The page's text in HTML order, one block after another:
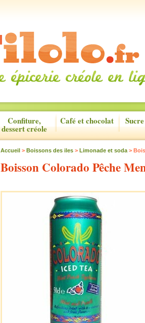
Confiture,
dessert créole
Café et chocolat
Accueil > Boissons des iles > Limonade et soda >
Boisson Colorado Pêche